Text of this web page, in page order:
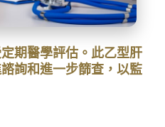
期醫學評估。此乙型肝
詢和進一步篩查，以監